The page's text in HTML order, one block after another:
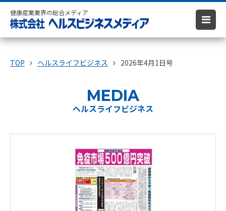
健康産業業界の総合メディア
TOP ヘルスライフビジネス 2026年4月1日号
MEDIA
ヘルスライフビジネス